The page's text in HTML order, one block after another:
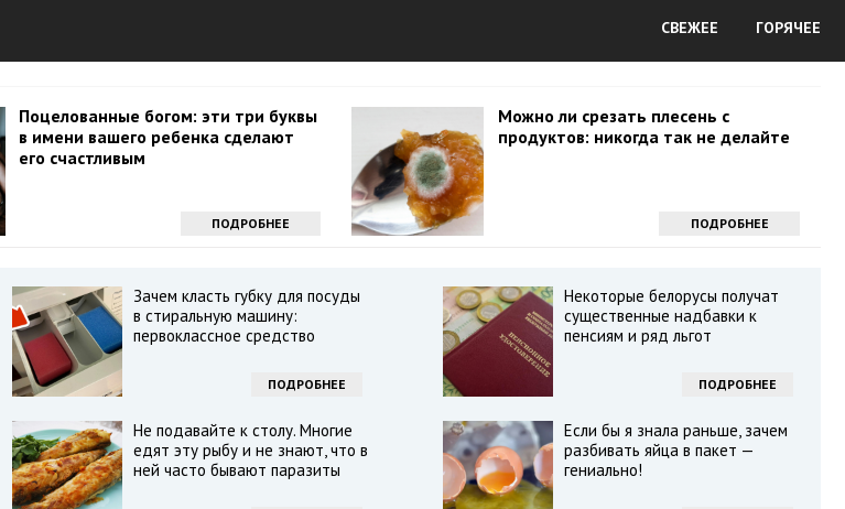
СВЕЖЕЕ ГОРЯЧЕЕ
Поцелованные богом: эти три буквы
в имени вашего ребенка сделают
его счастливым
ПОДРОБНЕЕ
Можно ли срезать плесень с
продуктов: никогда так не делайте
ПОДРОБНЕЕ
Зачем класть губку для посуды
в стиральную машину:
первоклассное средство
ПОДРОБНЕЕ
Некоторые белорусы получат
существенные надбавки к
пенсиям и ряд льгот
ПОДРОБНЕЕ
Не подавайте к столу. Многие
едят эту рыбу и не знают, что в
ней часто бывают паразиты
Если бы я знала раньше, зачем
разбивать яйца в пакет —
гениально!